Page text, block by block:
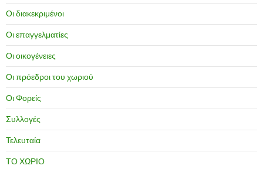
Οι διακεκριμένοι
Οι επαγγελματίες
Οι οικογένειες
Οι πρόεδροι του χωριού
Οι Φορείς
Συλλογές
Τελευταία
ΤΟ ΧΩΡΙΟ